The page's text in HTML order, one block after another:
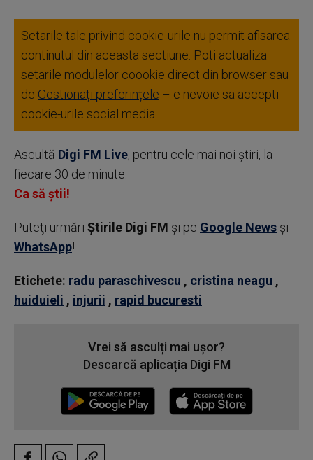
Setarile tale privind cookie-urile nu permit afisarea
continutul din aceasta sectiune. Poti actualiza
setarile modulelor coookie direct din browser sau
de Gestionați preferințele – e nevoie sa accepti
cookie-urile social media
Ascultă Digi FM Live, pentru cele mai noi știri, la
fiecare 30 de minute.
Ca să știi!
Puteţi urmări Știrile Digi FM şi pe Google News şi
WhatsApp!
Etichete: radu paraschivescu , cristina neagu ,
huiduieli , injurii , rapid bucuresti
Vrei să asculți mai ușor?
Descarcă aplicația Digi FM